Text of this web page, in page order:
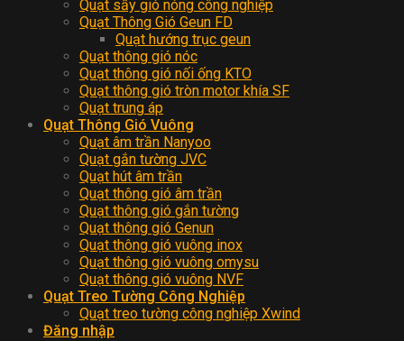
Quạt sấy gió nóng công nghiệp
Quạt Thông Gió Geun FD
Quạt hướng trục geun
Quạt thông gió nóc
Quạt thông gió nối ống KTO
Quạt thông gió tròn motor khía SF
Quạt trung áp
Quạt Thông Gió Vuông
Quạt âm trần Nanyoo
Quạt gắn tường JVC
Quạt hút âm trần
Quạt thông gió âm trần
Quạt thông gió gắn tường
Quạt thông gió Genun
Quạt thông gió vuông inox
Quạt thông gió vuông omysu
Quạt thông gió vuông NVF
Quạt Treo Tường Công Nghiệp
Quạt treo tường công nghiệp Xwind
Đăng nhập